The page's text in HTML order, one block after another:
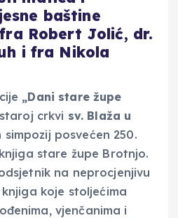
baštine
Robert Jolić, dr.
i fra Nikola
„Dani stare župe
crkvi sv. Blaža u
simpozij posvećen 250.
stare župe Brotnjo.
na neprocjenjivu
koje stoljećima
vjenčanima i